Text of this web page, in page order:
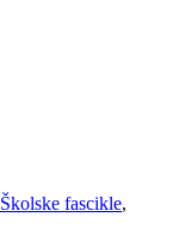
Školske fascikle,